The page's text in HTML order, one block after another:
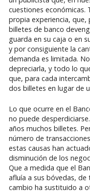
cuestiones
propia experiencia, que,
billetes de banco
guarda en su caja o en
y por consiguiente la
demanda es limitada.
depreciarla, y todo lo
que, para cada
dos billetes en lugar de
Lo que ocurre en el
no puede
años muchos billetes.
número de
estas causas han
disminución de los
Que a medida que el
afluía a sus bóvedas,
cambio ha sustituido a